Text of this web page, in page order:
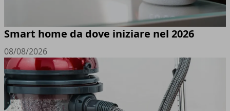
Smart home da dove iniziare nel 2026
08/08/2026